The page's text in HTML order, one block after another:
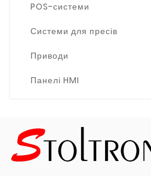
POS-системи
Системи для пресів
Приводи
Панелі HMI